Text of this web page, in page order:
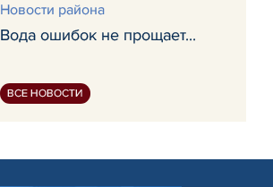
Новости района
Вода ошибок не прощает...
ВСЕ НОВОСТИ